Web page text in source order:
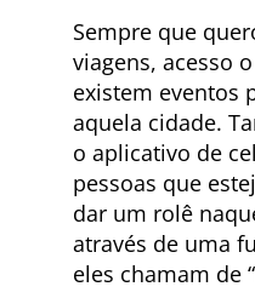
Sempre que
viagens, acesso
existem eventos
aquela cidade.
o aplicativo de
pessoas que
dar um rolê
através de uma
eles chamam de